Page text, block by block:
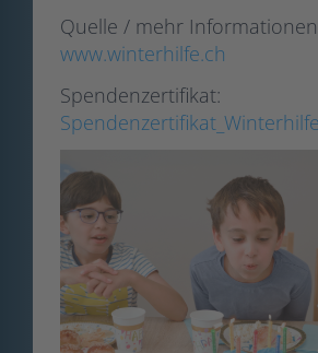
Quelle / mehr
www.winterhilfe.ch
Spendenzertifikat: